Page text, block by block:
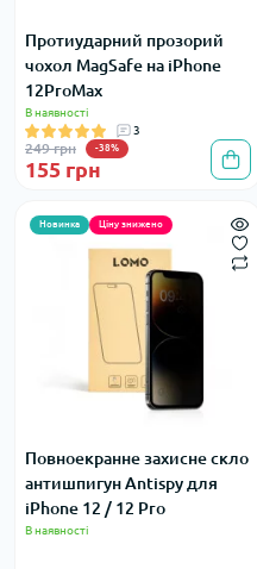
Протиударний прозорий
чохол MagSafe на iPhone
12ProMax
В наявності
3
249 грн -38%
155 грн
Новинка Ціну знижено
Повноекранне захисне скло
антишпигун Antispy для
iPhone 12 / 12 Pro
В наявності